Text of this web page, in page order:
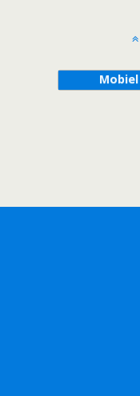
Mobiel